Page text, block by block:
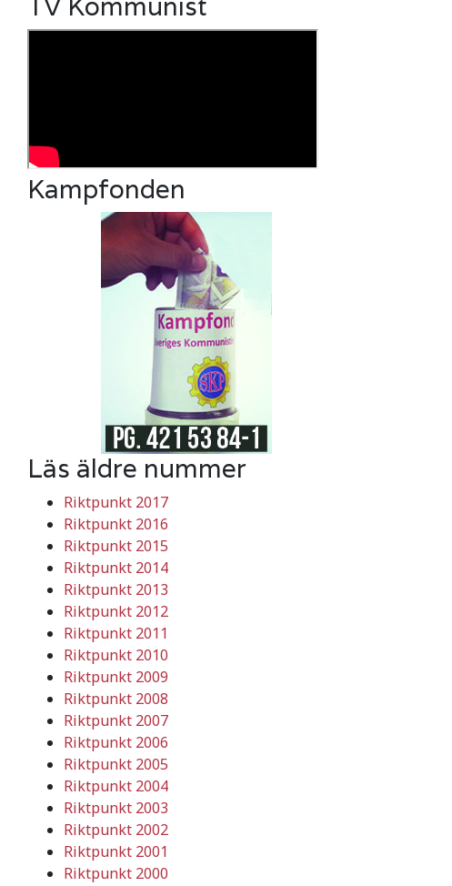
Kampfonden
Läs äldre nummer
Riktpunkt 2017
Riktpunkt 2016
Riktpunkt 2015
Riktpunkt 2014
Riktpunkt 2013
Riktpunkt 2012
Riktpunkt 2011
Riktpunkt 2010
Riktpunkt 2009
Riktpunkt 2008
Riktpunkt 2007
Riktpunkt 2006
Riktpunkt 2005
Riktpunkt 2004
Riktpunkt 2003
Riktpunkt 2002
Riktpunkt 2001
Riktpunkt 2000